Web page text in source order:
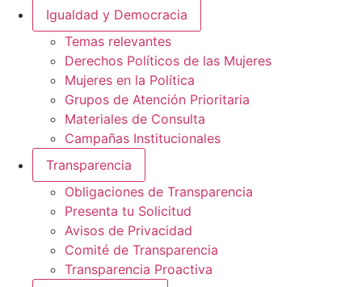
Igualdad y Democracia
Temas relevantes
Derechos Políticos de las Mujeres
Mujeres en la Política
Grupos de Atención Prioritaria
Materiales de Consulta
Campañas Institucionales
Transparencia
Obligaciones de Transparencia
Presenta tu Solicitud
Avisos de Privacidad
Comité de Transparencia
Transparencia Proactiva